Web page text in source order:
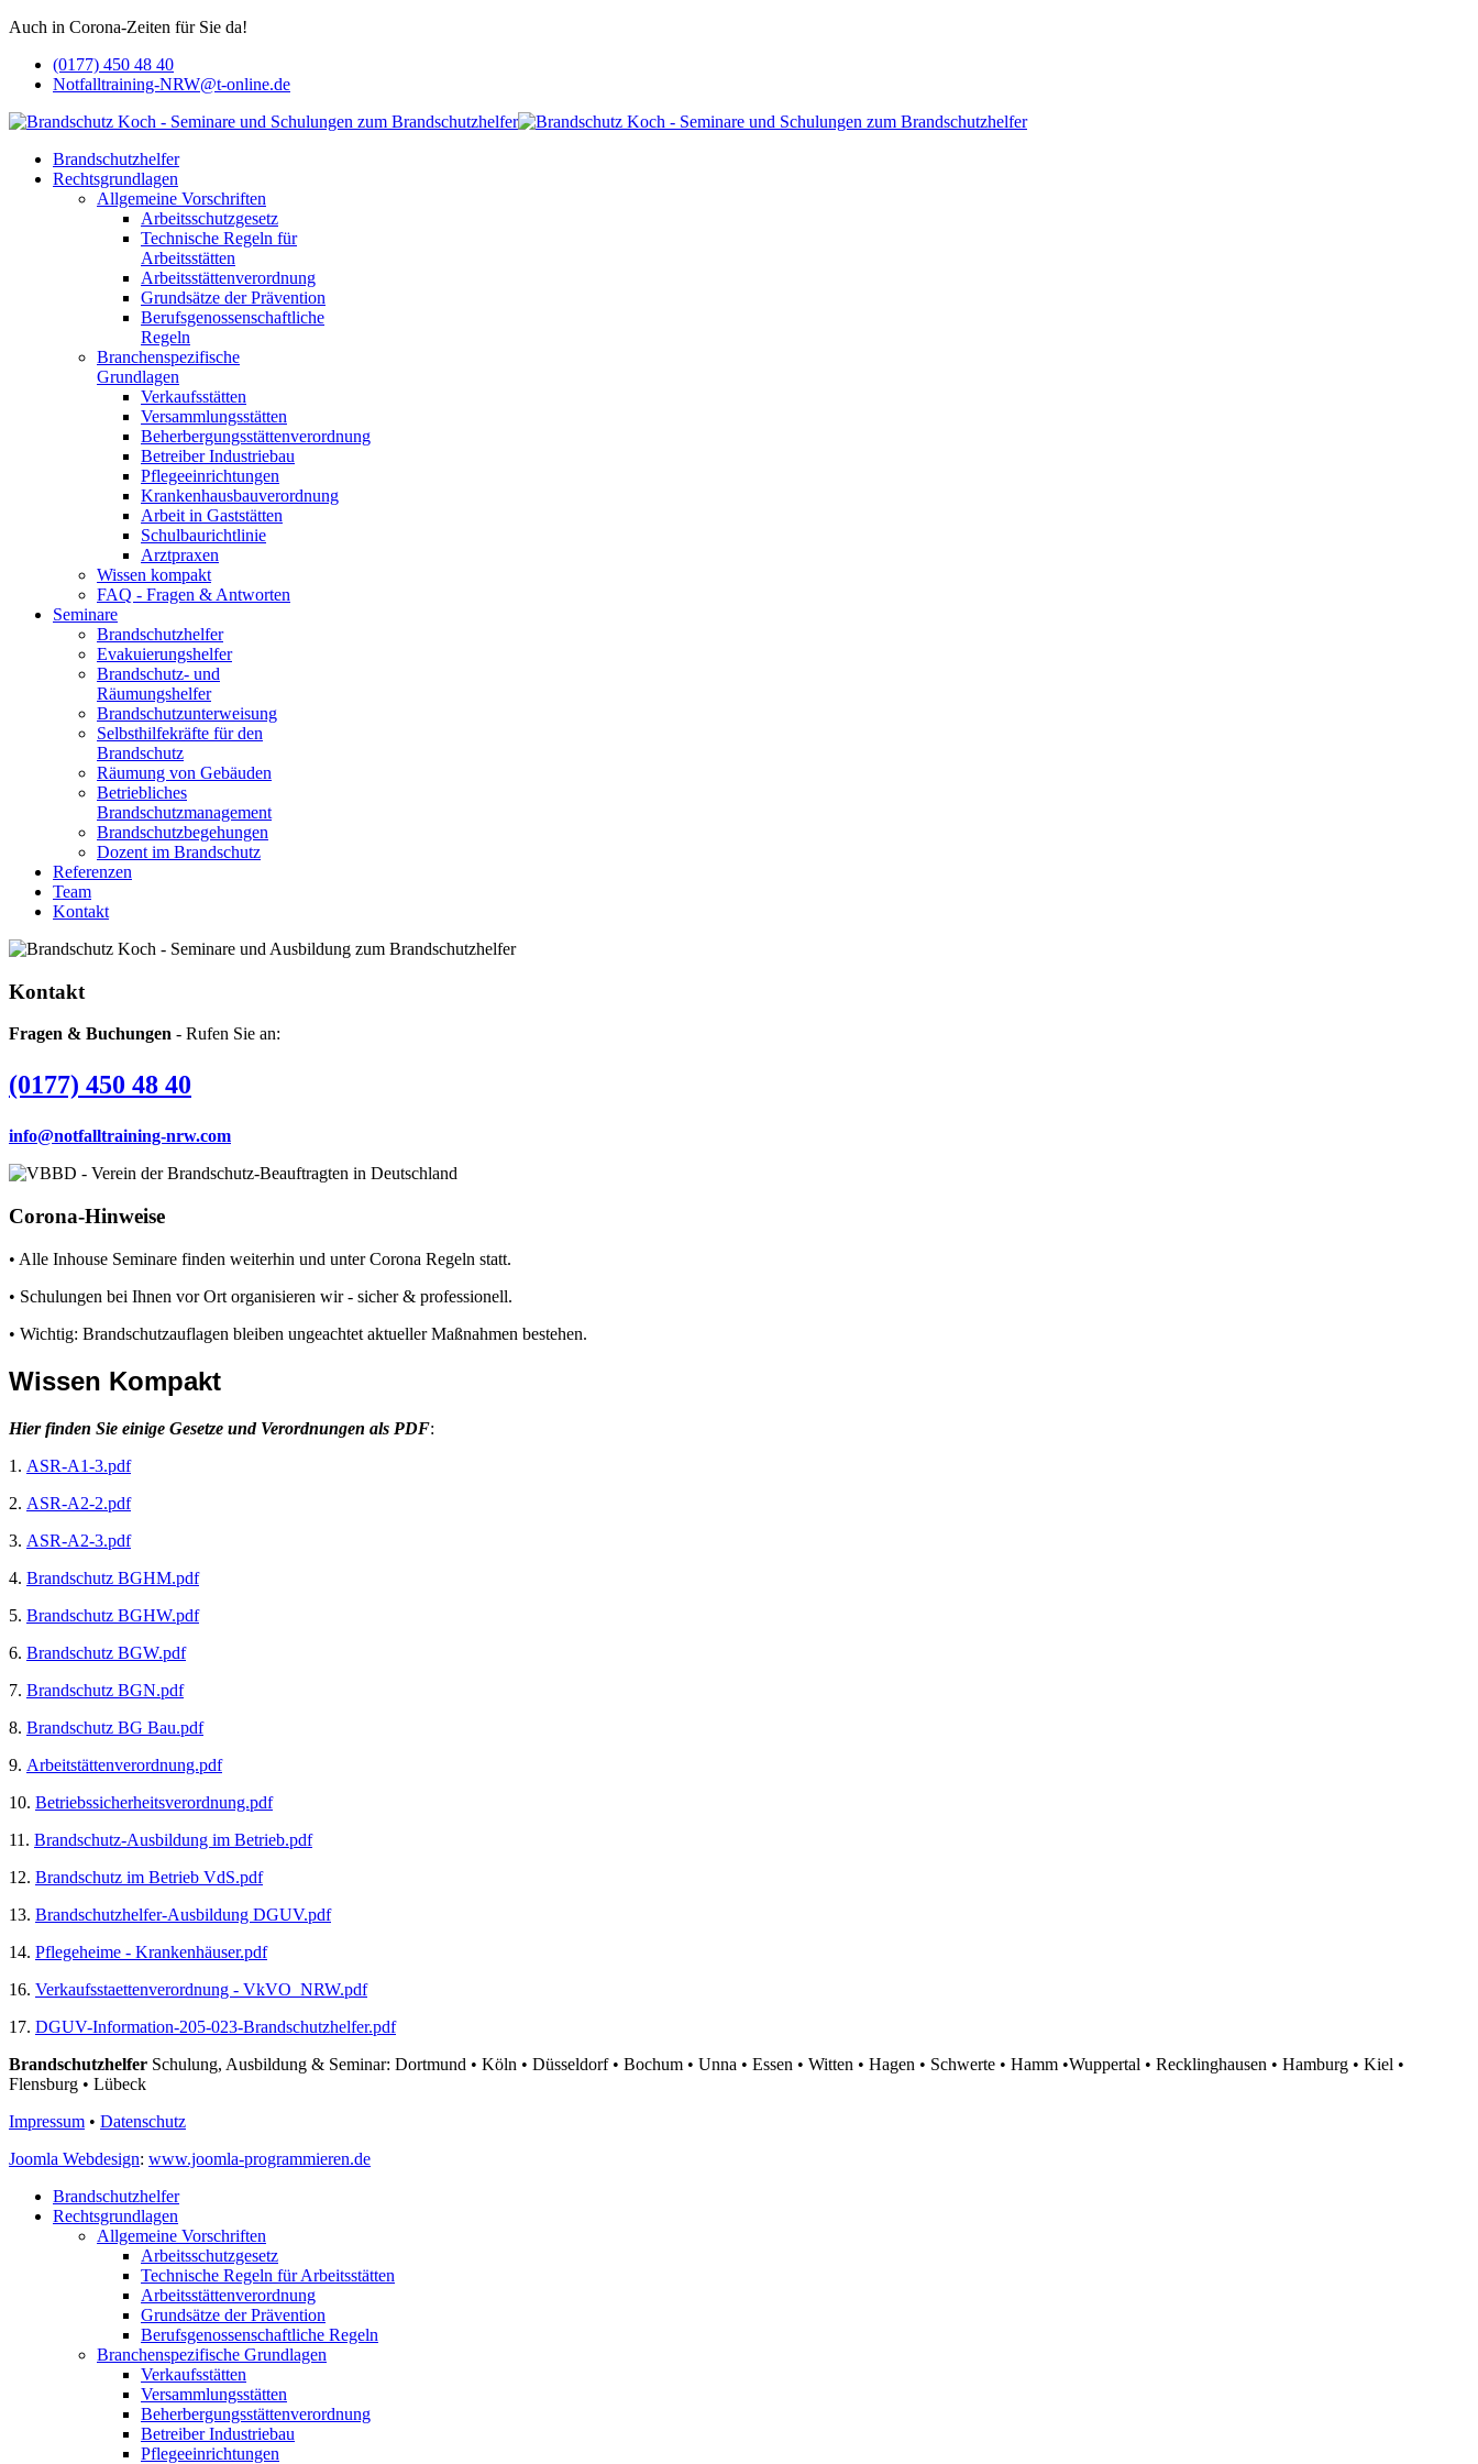
Auch in Corona-Zeiten für Sie da!
(0177) 450 48 40
Notfalltraining-NRW@t-online.de
Brandschutzhelfer
Rechtsgrundlagen
Allgemeine Vorschriften
Arbeitsschutzgesetz
Technische Regeln für
Arbeitsstätten
Arbeitsstättenverordnung
Grundsätze der Prävention
Berufsgenossenschaftliche
Regeln
Branchenspezifische
Grundlagen
Verkaufsstätten
Versammlungsstätten
Beherbergungsstättenverordnung
Betreiber Industriebau
Pflegeeinrichtungen
Krankenhausbauverordnung
Arbeit in Gaststätten
Schulbaurichtlinie
Arztpraxen
Wissen kompakt
FAQ - Fragen & Antworten
Seminare
Brandschutzhelfer
Evakuierungshelfer
Brandschutz- und
Räumungshelfer
Brandschutzunterweisung
Selbsthilfekräfte für den
Brandschutz
Räumung von Gebäuden
Betriebliches
Brandschutzmanagement
Brandschutzbegehungen
Dozent im Brandschutz
Referenzen
Team
Kontakt
Kontakt
Fragen & Buchungen - Rufen Sie an:
(0177) 450 48 40
info@notfalltraining-nrw.com
Corona-Hinweise
• Alle Inhouse Seminare finden weiterhin und unter Corona Regeln statt.
• Schulungen bei Ihnen vor Ort organisieren wir - sicher & professionell.
• Wichtig: Brandschutzauflagen bleiben ungeachtet aktueller Maßnahmen bestehen.
Wissen Kompakt
Hier finden Sie einige Gesetze und Verordnungen als PDF:
1. ASR-A1-3.pdf
2. ASR-A2-2.pdf
3. ASR-A2-3.pdf
4. Brandschutz BGHM.pdf
5. Brandschutz BGHW.pdf
6. Brandschutz BGW.pdf
7. Brandschutz BGN.pdf
8. Brandschutz BG Bau.pdf
9. Arbeitstättenverordnung.pdf
10. Betriebssicherheitsverordnung.pdf
11. Brandschutz-Ausbildung im Betrieb.pdf
12. Brandschutz im Betrieb VdS.pdf
13. Brandschutzhelfer-Ausbildung DGUV.pdf
14. Pflegeheime - Krankenhäuser.pdf
16. Verkaufsstaettenverordnung - VkVO NRW.pdf
17. DGUV-Information-205-023-Brandschutzhelfer.pdf
Brandschutzhelfer Schulung, Ausbildung & Seminar: Dortmund • Köln • Düsseldorf • Bochum • Unna • Essen • Witten • Hagen • Schwerte • Hamm •Wuppertal • Recklinghausen • Hamburg • Kiel •
Flensburg • Lübeck
Impressum • Datenschutz
Joomla Webdesign: www.joomla-programmieren.de
Brandschutzhelfer
Rechtsgrundlagen
Allgemeine Vorschriften
Arbeitsschutzgesetz
Technische Regeln für Arbeitsstätten
Arbeitsstättenverordnung
Grundsätze der Prävention
Berufsgenossenschaftliche Regeln
Branchenspezifische Grundlagen
Verkaufsstätten
Versammlungsstätten
Beherbergungsstättenverordnung
Betreiber Industriebau
Pflegeeinrichtungen